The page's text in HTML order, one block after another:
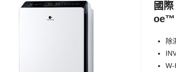
國
oe™
除
W-